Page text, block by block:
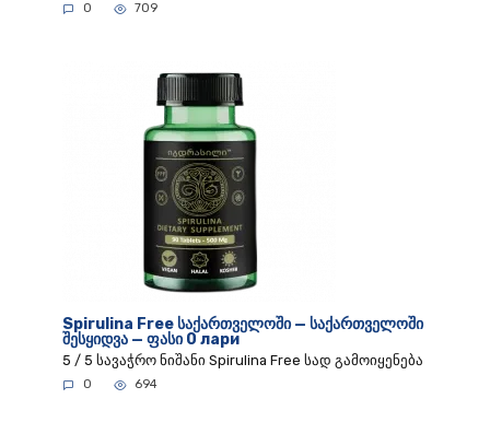
0 709
Spirulina Free საქართველოში — საქართველოში
შესყიდვა — ფასი 0 лари
5 / 5 სავაჭრო ნიშანი Spirulina Free სად გამოიყენება
0 694